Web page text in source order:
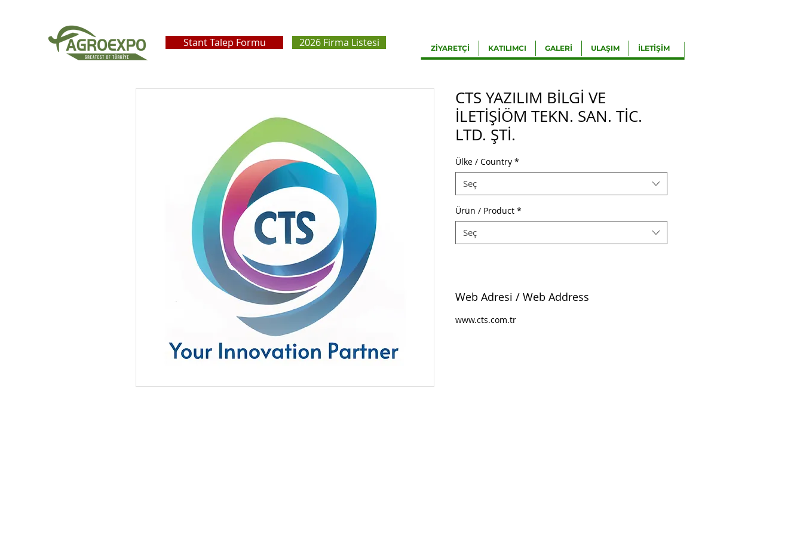
Stant Talep Formu 2026 Firma Listesi ZİYARETÇİ KATILIMCI GALERİ ULAŞIM İLETİŞİM
CTS YAZILIM BİLGİ VE
İLETİŞİÖM TEKN. SAN. TİC.
LTD. ŞTİ.
Ülke / Country *
Seç
Ürün / Product *
Seç
Web Adresi / Web Address
www.cts.com.tr